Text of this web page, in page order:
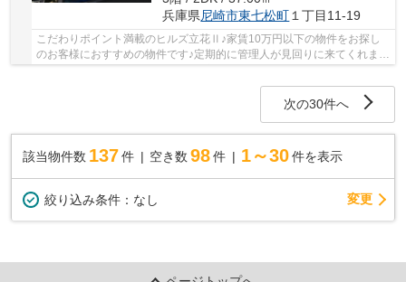
兵庫県尼崎市東七松町 １丁目11-19
こだわりポイント満載のヒルズ立花Ⅱ♪家賃10万円以下の物件をお探し
のお客様におすすめの物件です♪定期的に管理人が見回りに来てくれます
♪ハウスダストやアレルギーに弱い方にも嬉しい...
次の30件へ
該当物件数 137件 空き数 98 件 1～30 件を表示
絞り込み条件： なし 変更